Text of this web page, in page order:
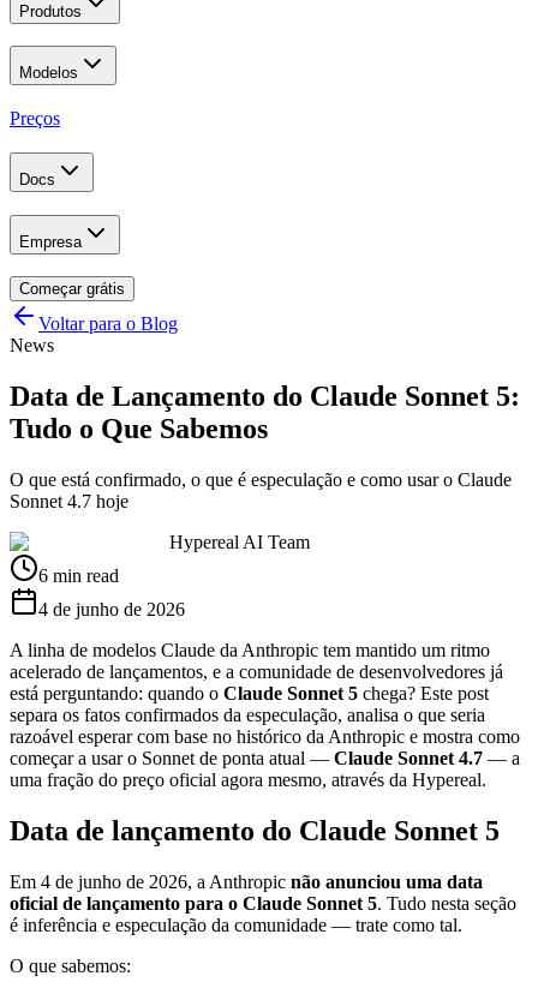
Produtos
Modelos
Preços
Docs
Empresa
Começar grátis
Voltar para o Blog
News
Data de Lançamento do Claude Sonnet 5:
Tudo o Que Sabemos
O que está confirmado, o que é especulação e como usar o Claude
Sonnet 4.7 hoje
Hypereal AI Team
6 min read
4 de junho de 2026
A linha de modelos Claude da Anthropic tem mantido um ritmo
acelerado de lançamentos, e a comunidade de desenvolvedores já
está perguntando: quando o Claude Sonnet 5 chega? Este post
separa os fatos confirmados da especulação, analisa o que seria
razoável esperar com base no histórico da Anthropic e mostra como
começar a usar o Sonnet de ponta atual — Claude Sonnet 4.7 — a
uma fração do preço oficial agora mesmo, através da Hypereal.
Data de lançamento do Claude Sonnet 5
Em 4 de junho de 2026, a Anthropic não anunciou uma data
oficial de lançamento para o Claude Sonnet 5. Tudo nesta seção
é inferência e especulação da comunidade — trate como tal.
O que sabemos: